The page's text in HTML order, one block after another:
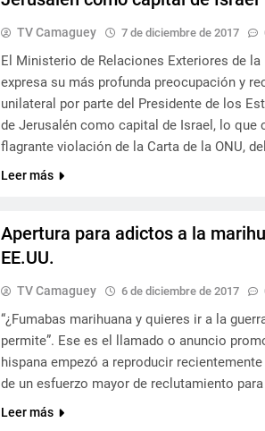
TV Camaguey 7 de diciembre de 2017
El Ministerio de Relaciones Exteriores de la
expresa su más profunda preocupación y
unilateral por parte del Presidente de los
de Jerusalén como capital de Israel, lo que
flagrante violación de la Carta de la ONU,
Leer más
Apertura para adictos a la
EE.UU.
TV Camaguey 6 de diciembre de 2017
“¿Fumabas marihuana y quieres ir a la
permite”. Ese es el llamado o anuncio
hispana empezó a reproducir
de un esfuerzo mayor de reclutamiento
Leer más